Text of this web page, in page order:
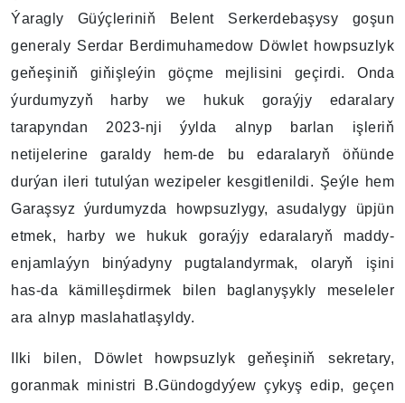
Ýaragly Güýçleriniň Belent Serkerdebaşysy goşun
generaly Serdar Berdimuhamedow Döwlet howpsuzlyk
geňeşiniň giňişleýin göçme mejlisini geçirdi. Onda
ýurdumyzyň harby we hukuk goraýjy edaralary
tarapyndan 2023-nji ýylda alnyp barlan işleriň
netijelerine garaldy hem-de bu edaralaryň öňünde
durýan ileri tutulýan wezipeler kesgitlenildi. Şeýle hem
Garaşsyz ýurdumyzda howpsuzlygy, asudalygy üpjün
etmek, harby we hukuk goraýjy edaralaryň maddy-
enjamlaýyn binýadyny pugtalandyrmak, olaryň işini
has-da kämilleşdirmek bilen baglanyşykly meseleler
ara alnyp maslahatlaşyldy.
Ilki bilen, Döwlet howpsuzlyk geňeşiniň sekretary,
goranmak ministri B.Gündogdyýew çykyş edip, geçen